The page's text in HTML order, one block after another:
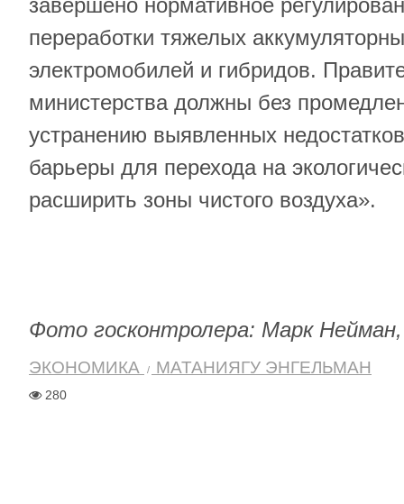
завершено нормативное
переработки тяжелых
электромобилей и гибридов.
министерства должны без
устранению выявленных
барьеры для перехода на
расширить зоны чистого воздуха».
Фото госконтролера: Марк
ЭКОНОМИКА МАТАНИЯГУ ЭНГЕЛЬМАН
280